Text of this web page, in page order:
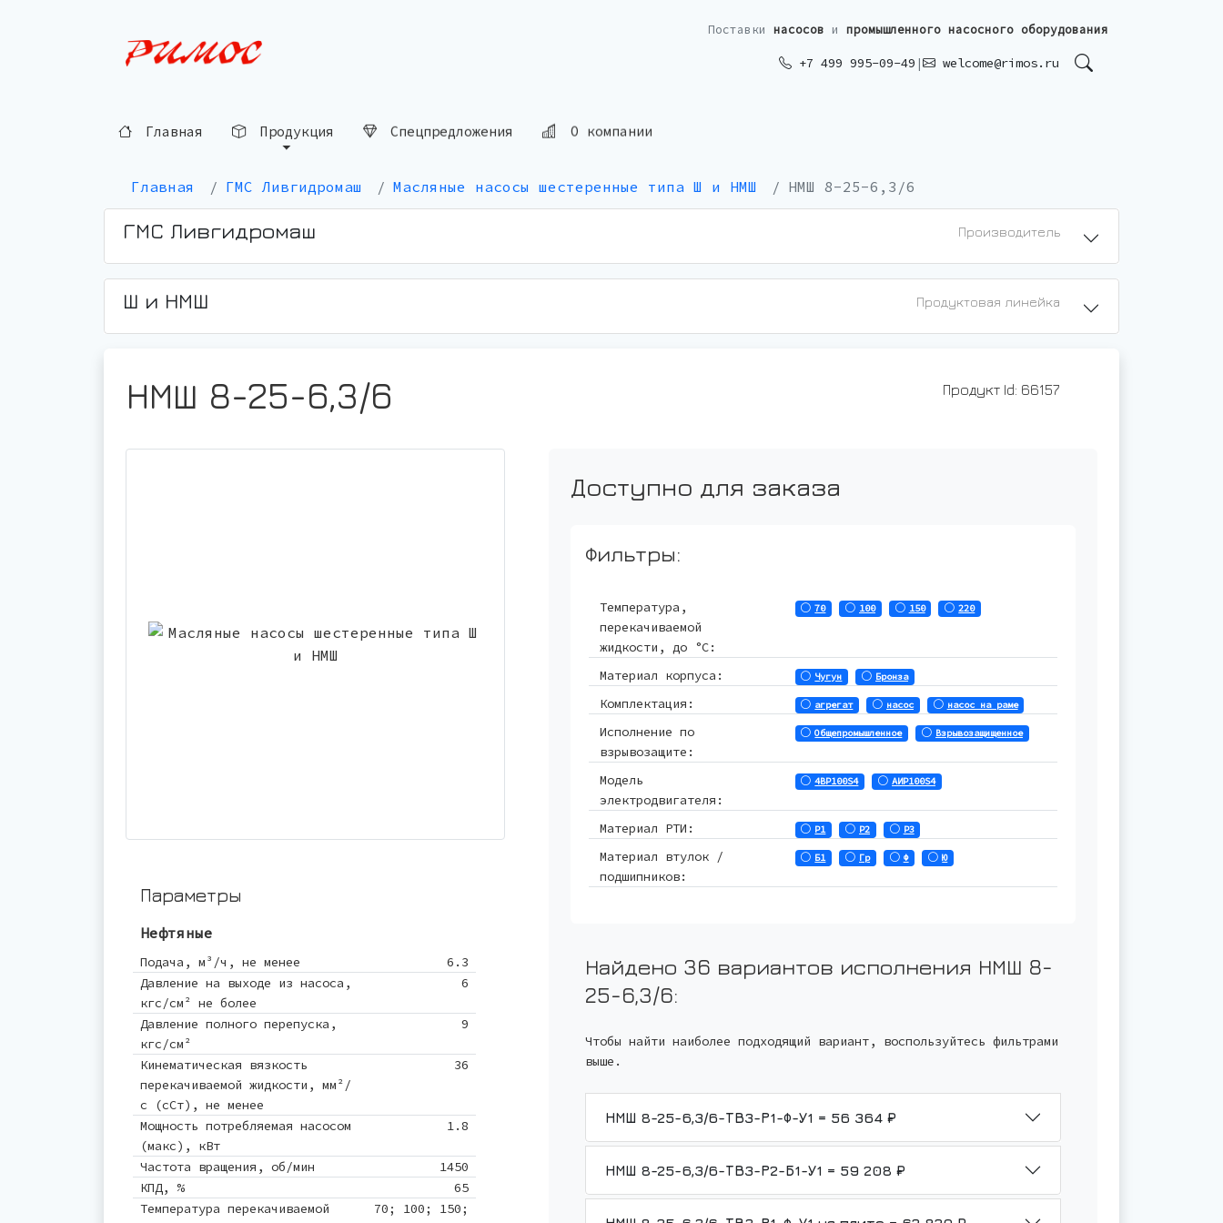
Поставки насосов и промышленного насосного оборудования
+7 499 995-09-49 | welcome@rimos.ru
Главная Продукция Спецпредложения О компании
Главная ГМС Ливгидромаш Масляные насосы шестеренные типа Ш и НМШ НМШ 8-25-6,3/6
ГМС Ливгидромаш Производитель
Ш и НМШ Продуктовая линейка
НМШ 8-25-6,3/6 Продукт Id: 66157
Параметры
Нефтяные
Подача, м³/ч, не менее
6.3
Давление на выходе из насоса,
кгс/см² не более
6
Давление полного перепуска,
кгс/см²
9
Кинематическая вязкость
перекачиваемой жидкости, мм²/
с (сСт), не менее
36
Мощность потребляемая насосом
(макс), кВт
1.8
Частота вращения, об/мин
1450
КПД, %
65
Температура перекачиваемой
70; 100; 150;
Доступно для заказа
Фильтры:
Температура,
перекачиваемой
жидкости, до °С:
70 100 150 220
Материал корпуса: Чугун Бронза
Комплектация: агрегат насос насос на раме
Исполнение по
взрывозащите:
Общепромышленное Взрывозащищенное
Модель
электродвигателя:
4ВР100S4 АИР100S4
Материал РТИ: Р1 Р2 Р3
Материал втулок /
подшипников:
Б1 Гр Ф Ю
Найдено 36 вариантов исполнения НМШ 8-
25-6,3/6:
Чтобы найти наиболее подходящий вариант, воспользуйтесь фильтрами
выше.
НМШ 8-25-6,3/6-ТВ3-Р1-Ф-У1 = 56 364 ₽
НМШ 8-25-6,3/6-ТВ3-Р2-Б1-У1 = 59 208 ₽